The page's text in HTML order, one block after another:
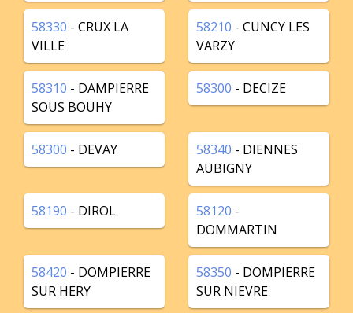
58330 - CRUX LA
VILLE
58210 - CUNCY LES
VARZY
58310 - DAMPIERRE
SOUS BOUHY
58300 - DECIZE
58300 - DEVAY 58340 - DIENNES
AUBIGNY
58190 - DIROL 58120 -
DOMMARTIN
58420 - DOMPIERRE
SUR HERY
58350 - DOMPIERRE
SUR NIEVRE